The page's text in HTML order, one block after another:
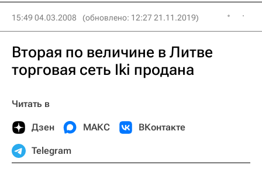
15:49 04.03.2008 (обновлено: 12:27 21.11.2019)
Вторая по величине в Литве
торговая сеть Iki продана
Читать в
Дзен МАКС ВКонтакте
Telegram